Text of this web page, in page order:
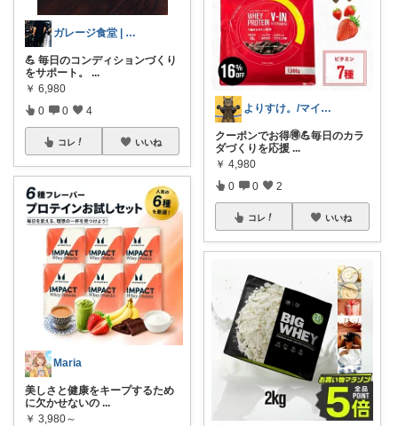
ガレージ食堂 | 開業準備中
💪 毎日のコンディションづくり
をサポート。
...
￥ 6,980
0 0 4
コレ いいね
Maria
美しさと健康をキープするため
に欠かせないの ...
￥ 3,980～
よりすけ。/マイペースにボディメイク✨
クーポンでお得🉐💪毎日のカラ
ダづくりを応援 ...
￥ 4,980
0 0 2
コレ いいね